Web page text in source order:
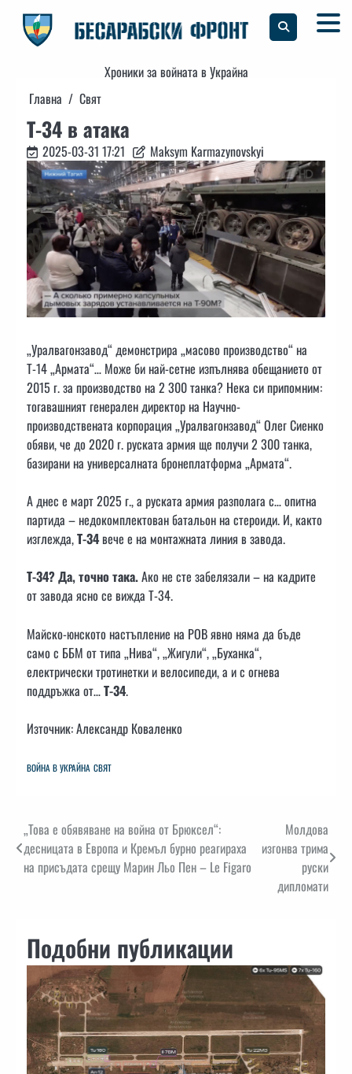
content
Хроники за войната в Украйна
Главна
Свят
Т-34 в атака
2025-03-31 17:21 Maksym Karmazynovskyi
„Уралвагонзавод“ демонстрира „масово производство“ на
Т-14 „Армата“… Може би най-сетне изпълнява обещанието от
2015 г. за производство на 2 300 танка? Нека си припомним:
тогавашният генерален директор на Научно-
производствената корпорация „Уралвагонзавод“ Олег Сиенко
обяви, че до 2020 г. руската армия ще получи 2 300 танка,
базирани на универсалната бронеплатформа „Армата“.
А днес е март 2025 г., а руската армия разполага с… опитна
партида – недокомплектован батальон на стероиди. И, както
изглежда,Т-34вече е на монтажната линия в завода.
Т-34? Да, точно така.Ако не сте забелязали – на кадрите
от завода ясно се вижда Т-34.
Майско-юнското настъпление на РОВ явно няма да бъде
само с ББМ от типа „Нива“, „Жигули“, „Буханка“,
електрически тротинетки и велосипеди, а и с огнева
поддръжка от…Т-34.
Източник: Александр Коваленко
ВОЙНА В УКРАЙНА СВЯТ
Навигация
„Това е обявяване на война от Брюксел“:
десницата в Европа и Кремъл бурно реагираха
на присъдата срещу Марин Льо Пен – Le Figaro
Молдова
изгонва трима
руски
дипломати
Подобни публикации